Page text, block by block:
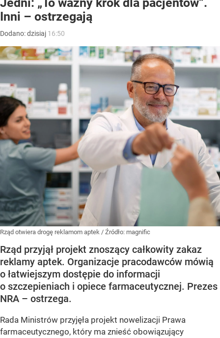
Inni – ostrzegają
Dodano:dzisiaj 16:50
Rząd otwiera drogę reklamom aptek / Źródło: magnific
Rząd przyjął projekt znoszący całkowity zakaz
reklamy aptek. Organizacje pracodawców mówią
o łatwiejszym dostępie do informacji
o szczepieniach i opiece farmaceutycznej. Prezes
NRA – ostrzega.
Rada Ministrów przyjęła projekt nowelizacji Prawa
farmaceutycznego, który ma znieść obowiązujący